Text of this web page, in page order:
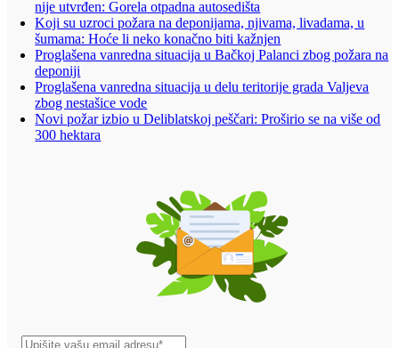
nije utvrđen: Gorela otpadna autosedišta
Koji su uzroci požara na deponijama, njivama, livadama, u
šumama: Hoće li neko konačno biti kažnjen
Proglašena vanredna situacija u Bačkoj Palanci zbog požara na
deponiji
Proglašena vanredna situacija u delu teritorije grada Valjeva
zbog nestašice vode
Novi požar izbio u Deliblatskoj peščari: Proširio se na više od
300 hektara